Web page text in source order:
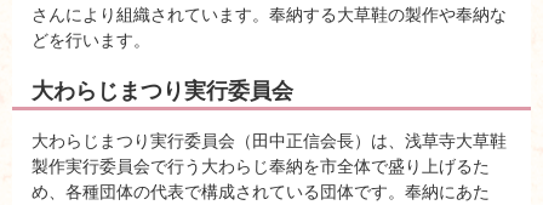
さんにより組織されています。奉納する大草鞋の製作や奉納な
どを行います。
大わらじまつり実行委員会
大わらじまつり実行委員会（田中正信会長）は、浅草寺大草鞋
製作実行委員会で行う大わらじ奉納を市全体で盛り上げるた
め、各種団体の代表で構成されている団体です。奉納にあた